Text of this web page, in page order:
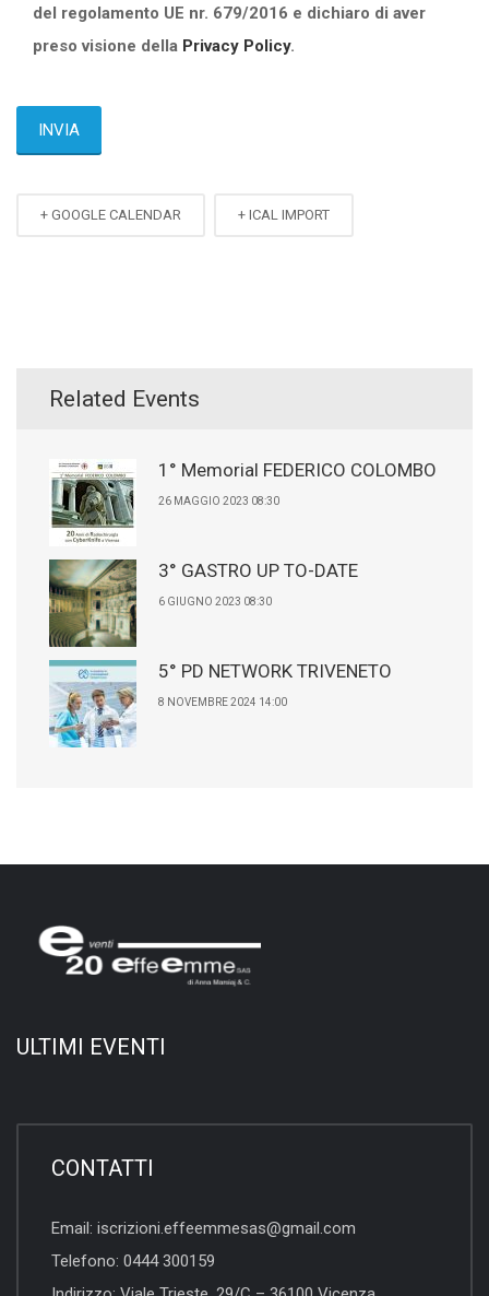
del regolamento UE nr. 679/2016 e dichiaro di aver
preso visione della Privacy Policy.
+ GOOGLE CALENDAR + ICAL IMPORT
Related Events
1° Memorial FEDERICO COLOMBO
26 MAGGIO 2023 08:30
3° GASTRO UP TO-DATE
6 GIUGNO 2023 08:30
5° PD NETWORK TRIVENETO
8 NOVEMBRE 2024 14:00
ULTIMI EVENTI
CONTATTI
Email: iscrizioni.effeemmesas@gmail.com
Telefono: 0444 300159